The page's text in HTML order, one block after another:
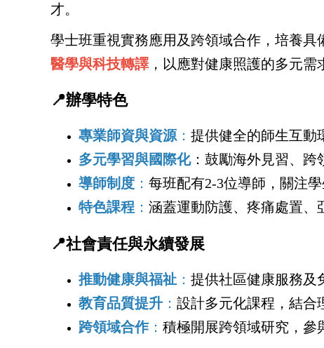
才。
學士班重視實務應用及跨領域合作，培養具
醫學與科技轉譯，以應對健康照護的多元需
📍辦學特色
專業師資與資源 ： 提供健全的師生互動
多元學習與國際化：鼓勵海外見習、跨
導師制度 ： 每班配有2-3位導師，關注
特色課程 ： 涵蓋運動防護、疼痛處置、
📍社會責任與永續發展
推動健康與福祉 ： 提供社區健康服務及
教育品質提升 ： 設計多元化課程，結合
跨領域合作： 積極開展跨領域研究，參